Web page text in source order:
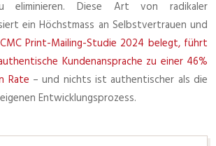
eliminieren. Diese Art von radikaler
ein Höchstmass an Selbstvertrauen und
CMC Print-Mailing-Studie 2024 belegt, führt
Kundenansprache zu einer 46%
Rate – und nichts ist authentischer als die
Entwicklungsprozess.